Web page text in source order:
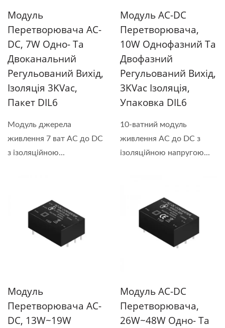
Модуль
Перетворювача AC-
DC, 7W Одно- Та
Двоканальний
Регульований Вихід,
Ізоляція 3KVac,
Пакет DIL6
Модуль джерела
живлення 7 ват AC до DC
з ізоляційною...
Модуль AC-DC
Перетворювача,
10W Однофазний Та
Двофазний
Регульований Вихід,
3KVac Ізоляція,
Упаковка DIL6
10-ватний модуль
живлення AC до DC з
ізоляційною напругою...
Модуль
Перетворювача AC-
DC, 13W~19W
Модуль AC-DC
Перетворювача,
26W~48W Одно- Та